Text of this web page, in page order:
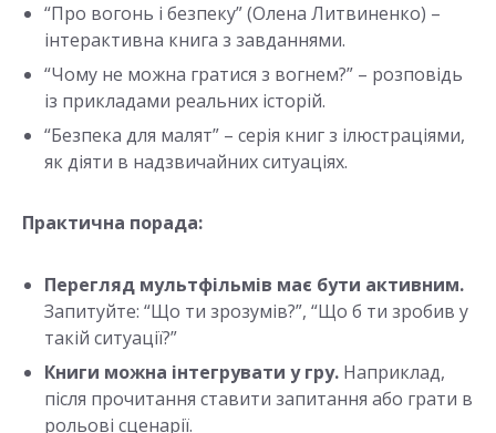
“Про вогонь і безпеку” (Олена Литвиненко) –
інтерактивна книга з завданнями.
“Чому не можна гратися з вогнем?” – розповідь
із прикладами реальних історій.
“Безпека для малят” – серія книг з ілюстраціями,
як діяти в надзвичайних ситуаціях.
Практична порада:
Перегляд мультфільмів має бути активним.
Запитуйте: “Що ти зрозумів?”, “Що б ти зробив у
такій ситуації?”
Книги можна інтегрувати у гру. Наприклад,
після прочитання ставити запитання або грати в
рольові сценарії.